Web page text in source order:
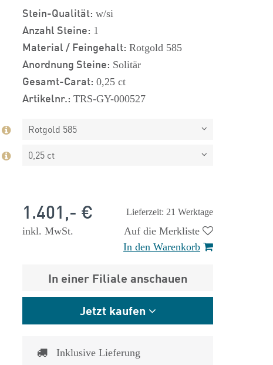
1.825,- €
Stein-Qualität: w/si
Anzahl Steine: 1
Material / Feingehalt: Rotgold 585
Anordnung Steine: Solitär
Gesamt-Carat: 0,25 ct
Artikelnr.: TRS-GY-000527
Rotgold 585
0,25 ct
Lieferzeit: 21 Werktage
1.401,- €
inkl. MwSt.
Auf die Merkliste
In den Warenkorb
In einer Filiale anschauen
Jetzt kaufen
Inklusive Lieferung